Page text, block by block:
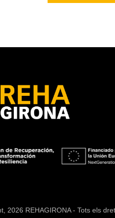
2026 REHAGIRONA - Tots els